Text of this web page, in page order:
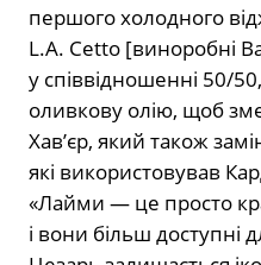
першого холодного
L.A. Cetto [виноробні
у співвідношенні 50/
оливкову олію, щоб
Хав’єр, який також
які використовував
«Лайми — це просто
і вони більш доступні